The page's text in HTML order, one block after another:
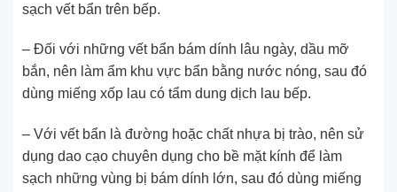
sạch vết bẩn trên bếp.
– Đối với những vết bẩn bám dính lâu ngày, dầu mỡ
bắn, nên làm ẩm khu vực bẩn bằng nước nóng, sau đó
dùng miếng xốp lau có tẩm dung dịch lau bếp.
– Với vết bẩn là đường hoặc chất nhựa bị trào, nên sử
dụng dao cạo chuyên dụng cho bề mặt kính để làm
sạch những vùng bị bám dính lớn, sau đó dùng miếng